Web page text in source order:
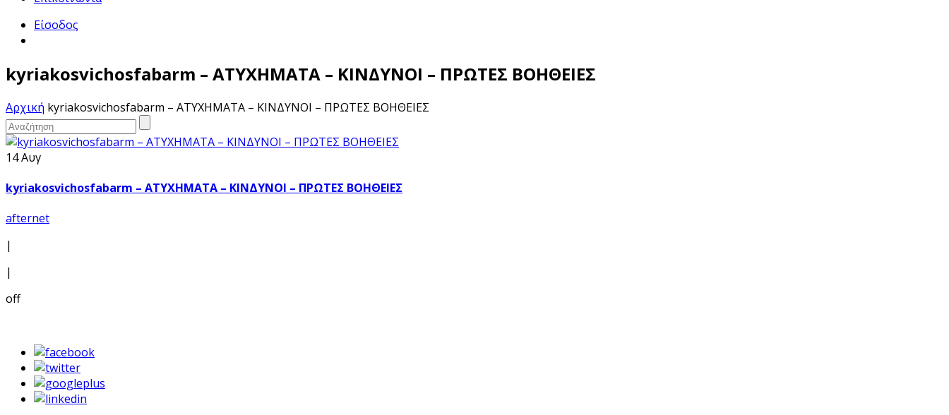
Είσοδος
kyriakosvichosfabarm – ΑΤΥΧΗΜΑΤΑ – ΚΙΝΔΥΝΟΙ – ΠΡΩΤΕΣ ΒΟΗΘΕΙΕΣ
Αρχική kyriakosvichosfabarm – ΑΤΥΧΗΜΑΤΑ – ΚΙΝΔΥΝΟΙ – ΠΡΩΤΕΣ ΒΟΗΘΕΙΕΣ
14 Αυγ
kyriakosvichosfabarm – ΑΤΥΧΗΜΑΤΑ – ΚΙΝΔΥΝΟΙ – ΠΡΩΤΕΣ ΒΟΗΘΕΙΕΣ
afternet
|
|
off